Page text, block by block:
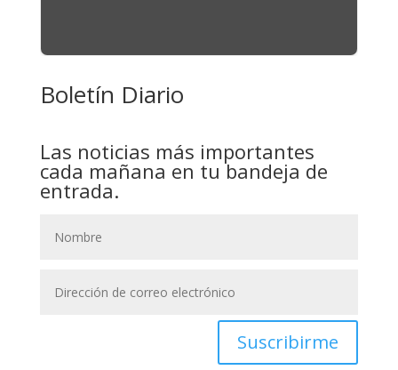
Boletín Diario
Las noticias más importantes
cada mañana en tu bandeja de
entrada.
Suscribirme